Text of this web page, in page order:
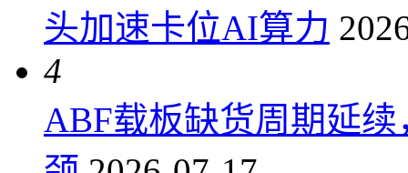
头加速卡位AI算力
4
ABF载板缺货周期延